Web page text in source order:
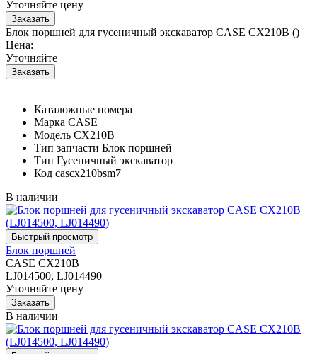
Уточняйте цену
Блок поршней для гусеничный экскаватор CASE CX210B ()
Цена:
Уточняйте
Каталожные номера
Марка CASE
Модель CX210B
Тип запчасти Блок поршней
Тип Гусеничный экскаватор
Код cascx210bsm7
В наличии
Блок поршней
CASE CX210B
LJ014500, LJ014490
Уточняйте цену
В наличии